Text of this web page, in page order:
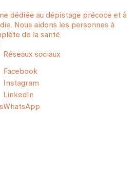
dédiée au dépistage précoce et à
Nous aidons les personnes à
de la santé.
Réseaux sociaux
Facebook
Instagram
LinkedIn
WhatsApp